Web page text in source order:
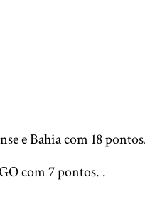
e Bahia com 18
com 7 pontos. .